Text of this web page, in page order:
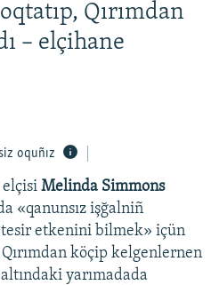
Qırımdan
– elçihane
oquñız
Melinda Simmons
«qanunsız işğalniñ
tesir etkenini bilmek» içün
köçip kelgenlernen
yarımadada